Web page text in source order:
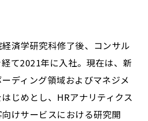
済学研究科修了後、コンサル
て2021年に入社。現在は、新
ディング領域およびマネジメ
じめとし、HRアナリティクス
けサービスにおける研究開